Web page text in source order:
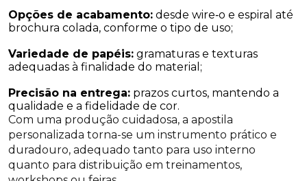
Opções de acabamento: desde wire‑o e espiral até
brochura colada, conforme o tipo de uso;
Variedade de papéis: gramaturas e texturas
adequadas à finalidade do material;
Precisão na entrega: prazos curtos, mantendo a
qualidade e a fidelidade de cor.
Com uma produção cuidadosa, a apostila
personalizada torna-se um instrumento prático e
duradouro, adequado tanto para uso interno
quanto para distribuição em treinamentos,